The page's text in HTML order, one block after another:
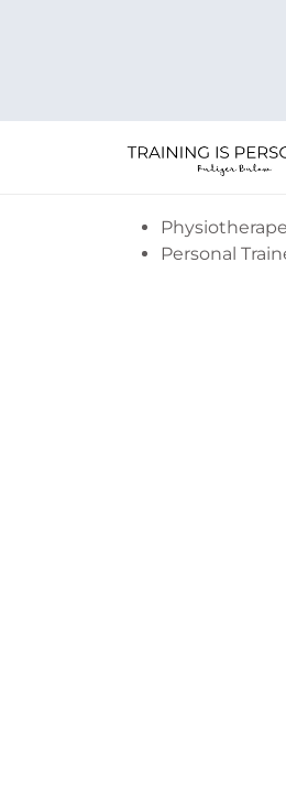
Der Mensch mus
Nur dann lassen
Personal